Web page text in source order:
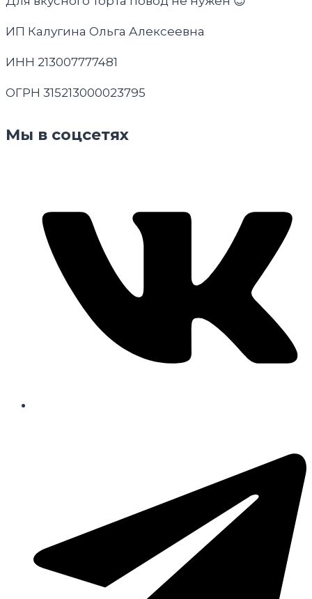
ИП Калугина Ольга Алексеевна
ИНН 213007777481
ОГРН 315213000023795
Мы в соцсетях